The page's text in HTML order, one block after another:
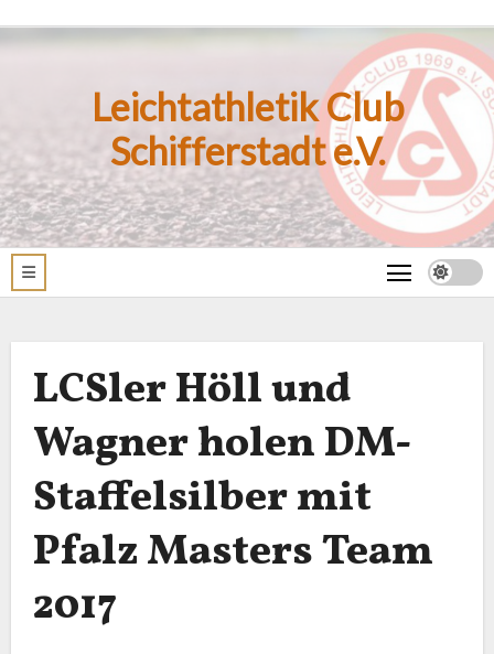
Inhalt
Leichtathletik Club
Schifferstadt e.V.
LCSler Höll und
Wagner holen DM-
Staffelsilber mit
Pfalz Masters Team
2017